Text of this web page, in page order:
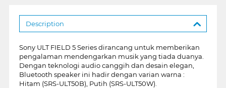
Description
Sony ULT FIELD 5 Series dirancang untuk memberikan
pengalaman mendengarkan musik yang tiada duanya.
Dengan teknologi audio canggih dan desain elegan,
Bluetooth speaker ini hadir dengan varian warna :
Hitam (SRS-ULT50B), Putih (SRS-ULT50W).